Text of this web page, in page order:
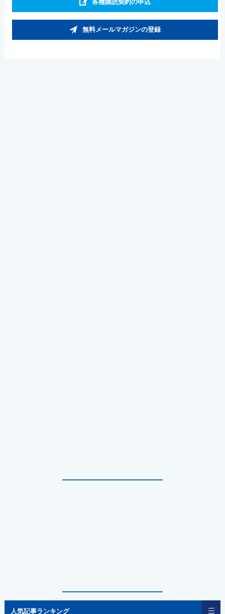
各種購読契約の申込
無料メールマガジンの登録
人気記事ランキング